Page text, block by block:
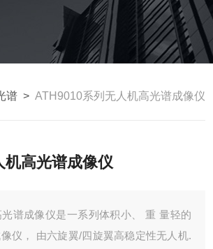
谱 > ATH9010系列无人机高光谱成像仪
机高光谱成像仪
谱成像仪是一系列体积小、 重 量轻的
仪， 由六旋翼/四旋翼高稳定性无人机.